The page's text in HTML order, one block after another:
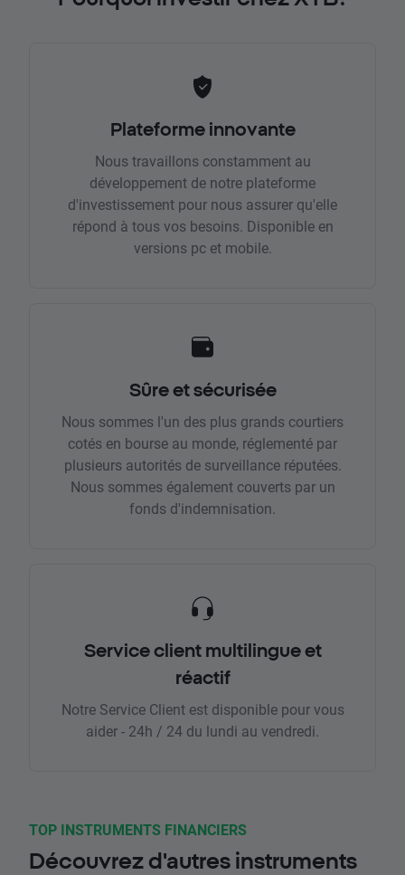
Plateforme innovante
Nous travaillons constamment au
développement de notre plateforme
d'investissement pour nous assurer qu'elle
répond à tous vos besoins. Disponible en
versions pc et mobile.
Sûre et sécurisée
Nous sommes l'un des plus grands courtiers
cotés en bourse au monde, réglementé par
plusieurs autorités de surveillance réputées.
Nous sommes également couverts par un
fonds d'indemnisation.
Service client multilingue et
réactif
Notre Service Client est disponible pour vous
aider - 24h / 24 du lundi au vendredi.
TOP INSTRUMENTS FINANCIERS
Découvrez d'autres instruments